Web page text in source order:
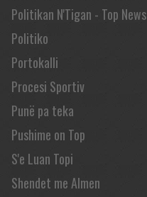
Politikan N'Tigan - Top News
Politiko
Portokalli
Procesi Sportiv
Punë pa teka
Pushime on Top
S'e Luan Topi
Shendet me Almen